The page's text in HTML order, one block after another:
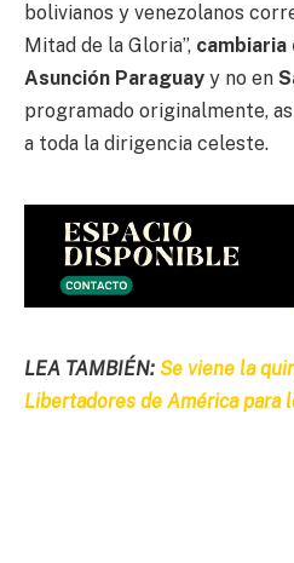
bolivianos y venezolanos
Mitad de la Gloria”, cambiaria
Asunción Paraguay y no en
programado originalmente,
a toda la dirigencia celeste.
LEA TAMBIÉN: Se viene la
Libertadores de América para